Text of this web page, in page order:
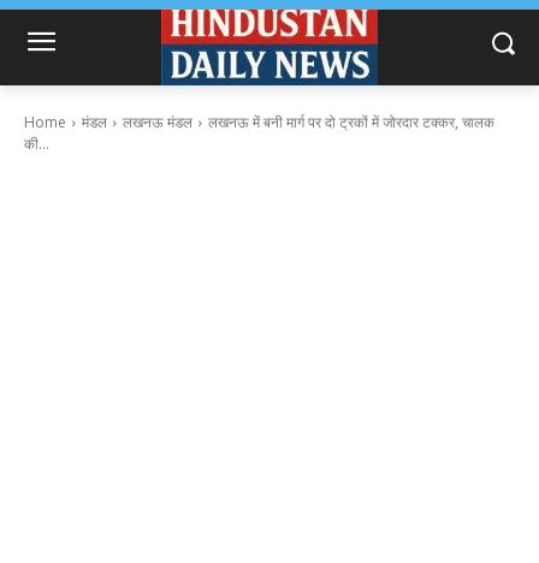
Home मंडल लखनऊ मंडल
लखनऊ में बनी मार्ग पर दो ट्रकों में जोरदार टक्कर, चालक
की...